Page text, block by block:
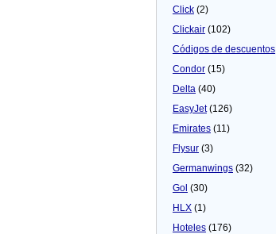
Click (2)
Clickair (102)
Códigos de descuentos
Condor (15)
Delta (40)
EasyJet(126)
Emirates (11)
Flysur (3)
Germanwings (32)
Gol (30)
HLX (1)
Hoteles (176)